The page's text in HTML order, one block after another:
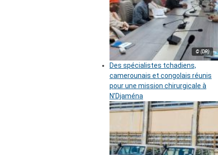
© (DR)
Des spécialistes tchadiens,
camerounais et congolais réunis
pour une mission chirurgicale à
N’Djaména